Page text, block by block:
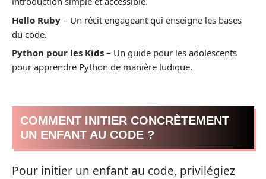
Hello Ruby – Un récit engageant qui enseigne les bases
du code.
Python pour les Kids – Un guide pour les adolescents
pour apprendre Python de manière ludique.
COMMENT INITIER CONCRÈTEMENT
UN ENFANT AU CODE ?
Pour initier un enfant au code, privilégiez